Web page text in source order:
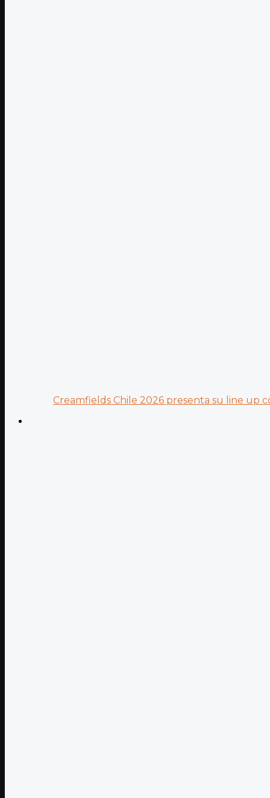
Creamfields Chile 2026 presenta su line up